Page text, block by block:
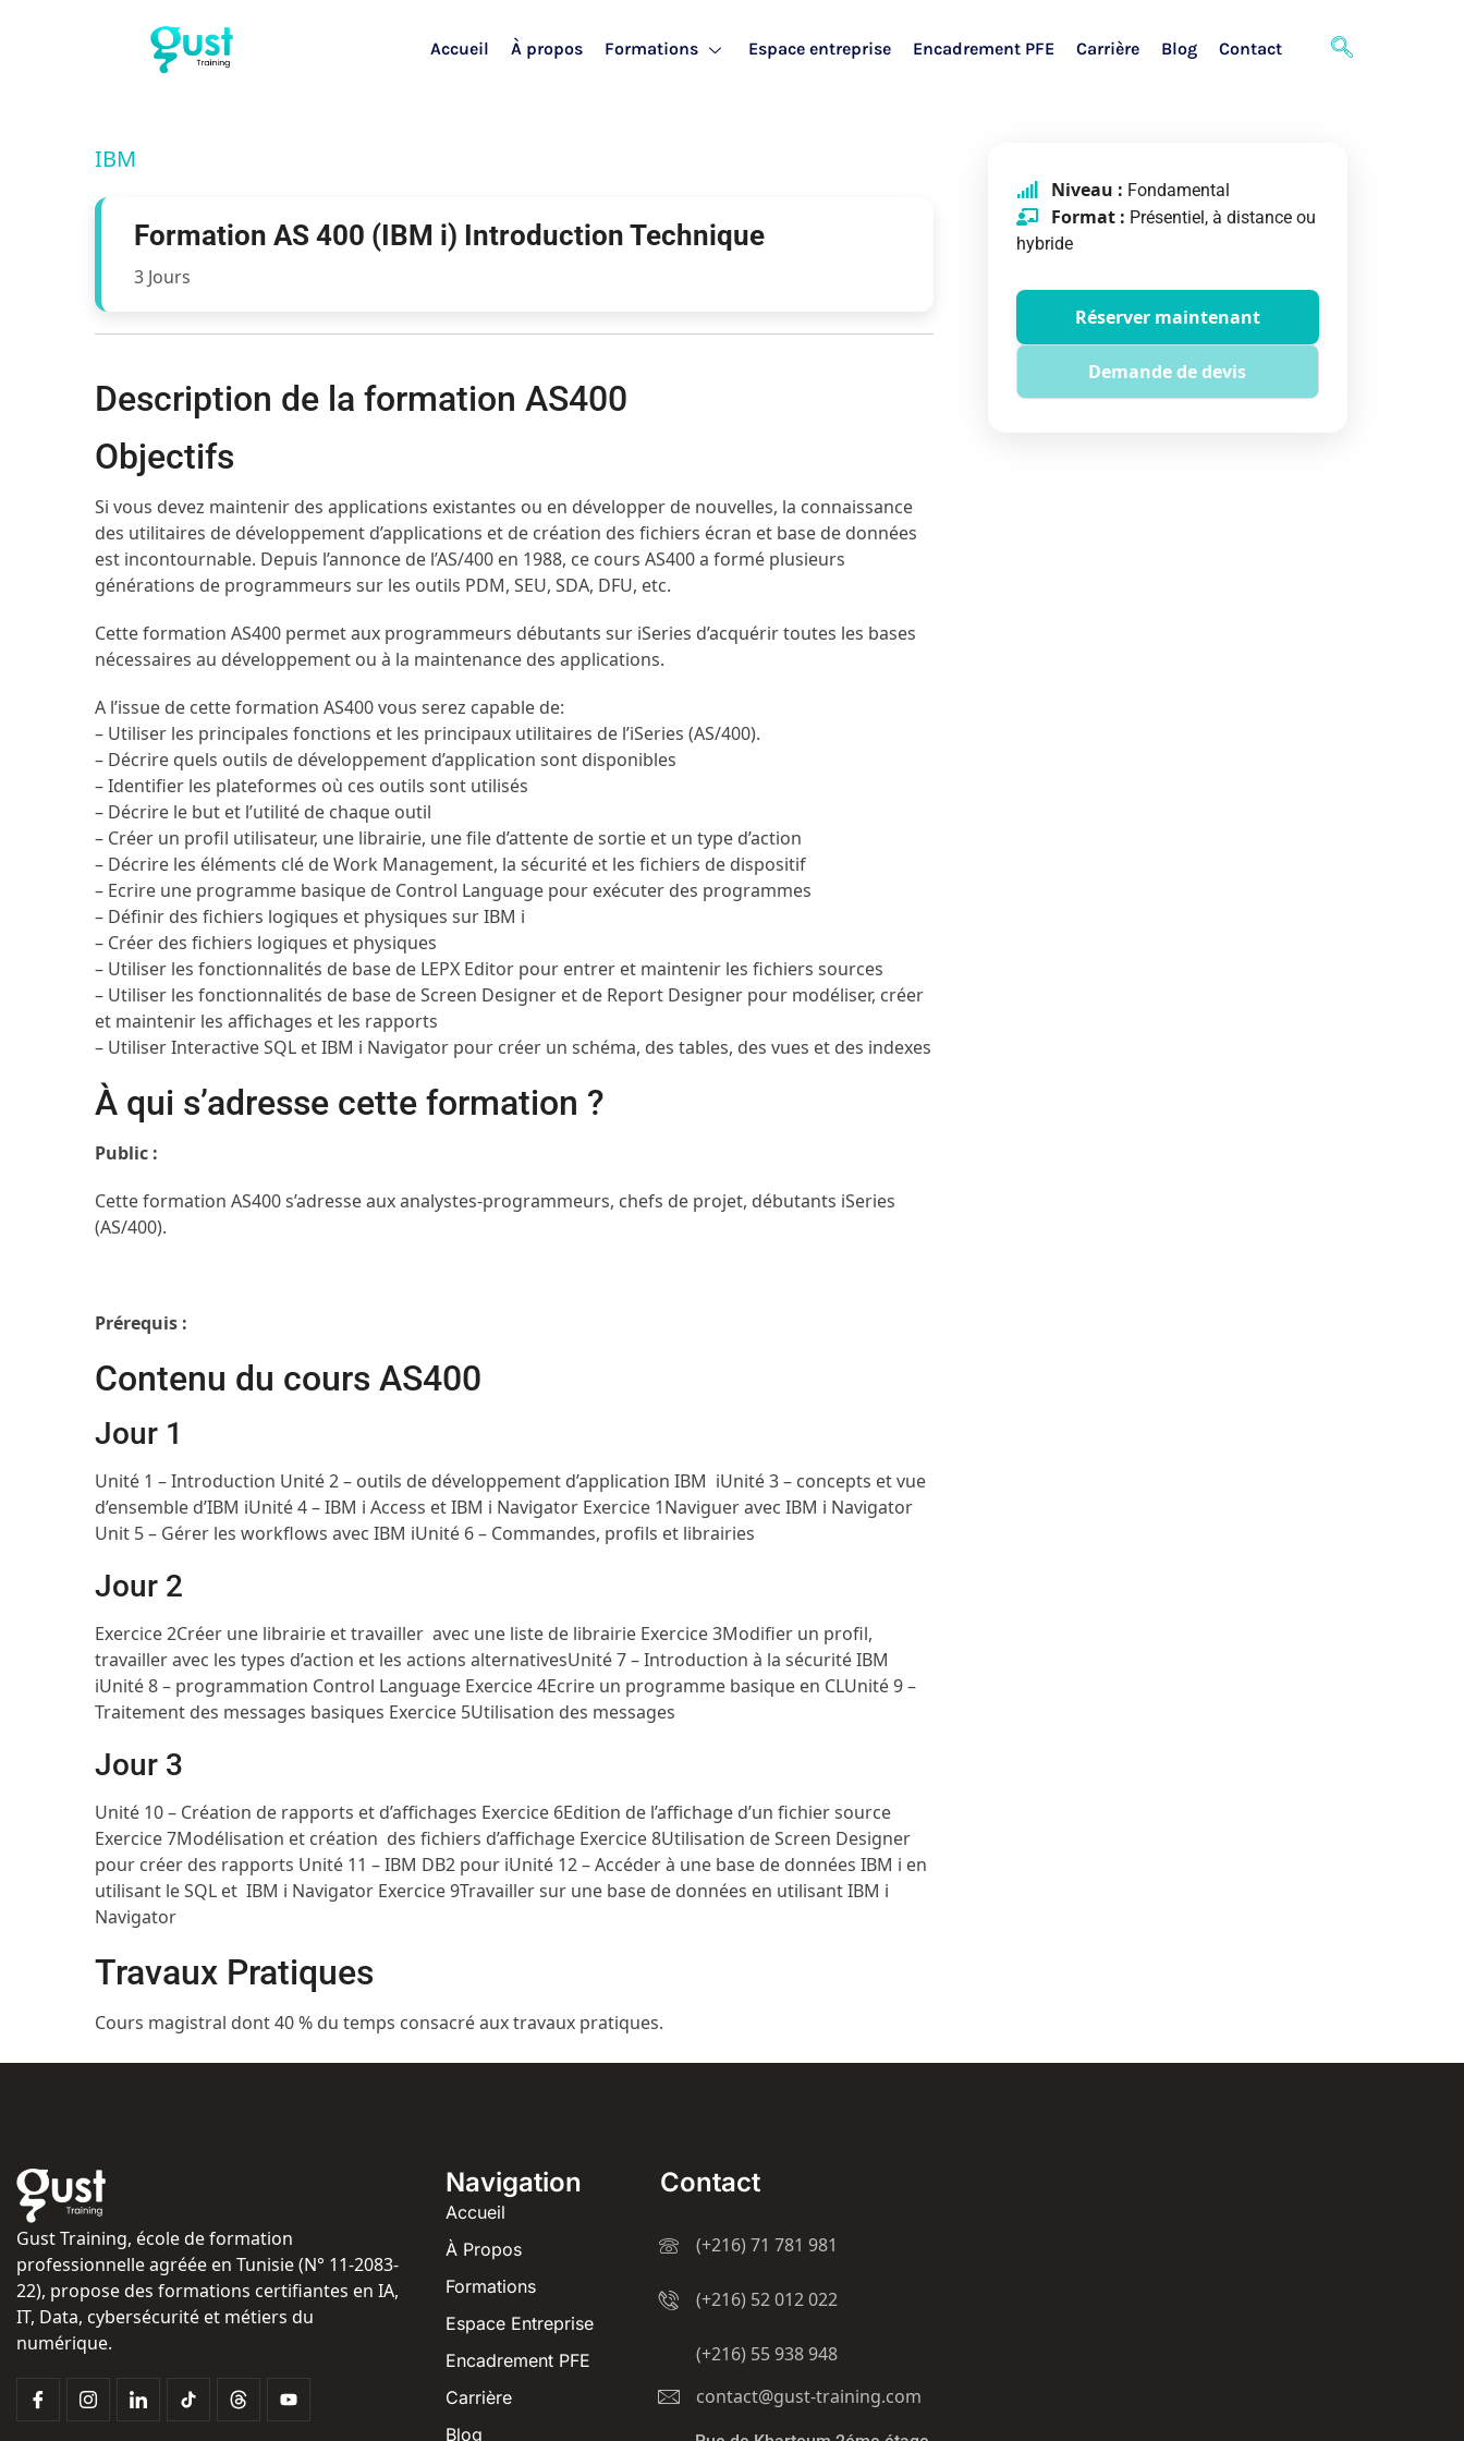
Accueil À propos Formations Espace entreprise Encadrement PFE Carrière Blog Contact
IBM
Formation AS 400 (IBM i) Introduction Technique
3 Jours
Description de la formation AS400
Objectifs
Si vous devez maintenir des applications existantes ou en développer de nouvelles, la connaissance
des utilitaires de développement d’applications et de création des fichiers écran et base de données
est incontournable. Depuis l’annonce de l’AS/400 en 1988, ce cours AS400 a formé plusieurs
générations de programmeurs sur les outils PDM, SEU, SDA, DFU, etc.
Cette formation AS400 permet aux programmeurs débutants sur iSeries d’acquérir toutes les bases
nécessaires au développement ou à la maintenance des applications.
A l’issue de cette formation AS400 vous serez capable de:
– Utiliser les principales fonctions et les principaux utilitaires de l’iSeries (AS/400).
– Décrire quels outils de développement d’application sont disponibles
– Identifier les plateformes où ces outils sont utilisés
– Décrire le but et l’utilité de chaque outil
– Créer un profil utilisateur, une librairie, une file d’attente de sortie et un type d’action
– Décrire les éléments clé de Work Management, la sécurité et les fichiers de dispositif
– Ecrire une programme basique de Control Language pour exécuter des programmes
– Définir des fichiers logiques et physiques sur IBM i
– Créer des fichiers logiques et physiques
– Utiliser les fonctionnalités de base de LEPX Editor pour entrer et maintenir les fichiers sources
– Utiliser les fonctionnalités de base de Screen Designer et de Report Designer pour modéliser, créer
et maintenir les affichages et les rapports
– Utiliser Interactive SQL et IBM i Navigator pour créer un schéma, des tables, des vues et des indexes
À qui s’adresse cette formation ?
Public :
Cette formation AS400 s’adresse aux analystes-programmeurs, chefs de projet, débutants iSeries
(AS/400).
Prérequis :
Contenu du cours AS400
Jour 1
Unité 1 – Introduction Unité 2 – outils de développement d’application IBM iUnité 3 – concepts et vue
d’ensemble d’IBM iUnité 4 – IBM i Access et IBM i Navigator Exercice 1Naviguer avec IBM i Navigator
Unit 5 – Gérer les workflows avec IBM iUnité 6 – Commandes, profils et librairies
Jour 2
Exercice 2Créer une librairie et travailler avec une liste de librairie Exercice 3Modifier un profil,
travailler avec les types d’action et les actions alternativesUnité 7 – Introduction à la sécurité IBM
iUnité 8 – programmation Control Language Exercice 4Ecrire un programme basique en CLUnité 9 –
Traitement des messages basiques Exercice 5Utilisation des messages
Jour 3
Unité 10 – Création de rapports et d’affichages Exercice 6Edition de l’affichage d’un fichier source
Exercice 7Modélisation et création des fichiers d’affichage Exercice 8Utilisation de Screen Designer
pour créer des rapports Unité 11 – IBM DB2 pour iUnité 12 – Accéder à une base de données IBM i en
utilisant le SQL et IBM i Navigator Exercice 9Travailler sur une base de données en utilisant IBM i
Navigator
Travaux Pratiques
Cours magistral dont 40 % du temps consacré aux travaux pratiques.
Niveau : Fondamental
Format : Présentiel, à distance ou
hybride
Réserver maintenant
Demande de devis
Gust Training, école de formation
professionnelle agréée en Tunisie (N° 11-2083-
22), propose des formations certifiantes en IA,
IT, Data, cybersécurité et métiers du
numérique.
Navigation
Accueil
À Propos
Formations
Espace Entreprise
Encadrement PFE
Carrière
Blog
Contact
(+216) 71 781 981
(+216) 52 012 022
(+216) 55 938 948
contact@gust-training.com